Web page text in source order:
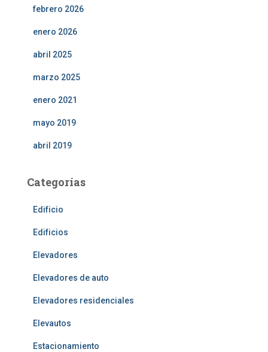
febrero 2026
enero 2026
abril 2025
marzo 2025
enero 2021
mayo 2019
abril 2019
Categorías
Edificio
Edificios
Elevadores
Elevadores de auto
Elevadores residenciales
Elevautos
Estacionamiento